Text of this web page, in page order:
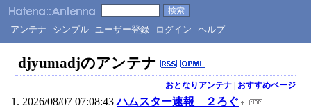
アンテナ シンプル ユーザー登録 ログイン ヘルプ
djyumadjのアンテナ
おとなりアンテナ| おすすめページ
2026/08/07 07:08:43 ハムスター速報 ２ろぐ